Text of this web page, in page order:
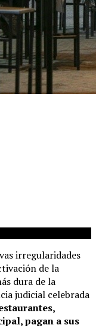
irregularidades
de la
dura de la
judicial celebrada
pagan a sus